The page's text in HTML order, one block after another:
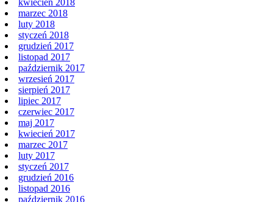
kwiecień 2018
marzec 2018
luty 2018
styczeń 2018
grudzień 2017
listopad 2017
październik 2017
wrzesień 2017
sierpień 2017
lipiec 2017
czerwiec 2017
maj 2017
kwiecień 2017
marzec 2017
luty 2017
styczeń 2017
grudzień 2016
listopad 2016
październik 2016